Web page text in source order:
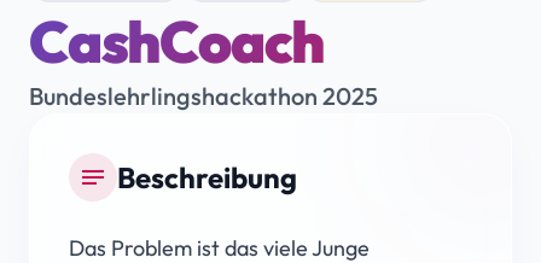
CashCoach
Bundeslehrlingshackathon 2025
notes Beschreibung
Das Problem ist das viele Junge